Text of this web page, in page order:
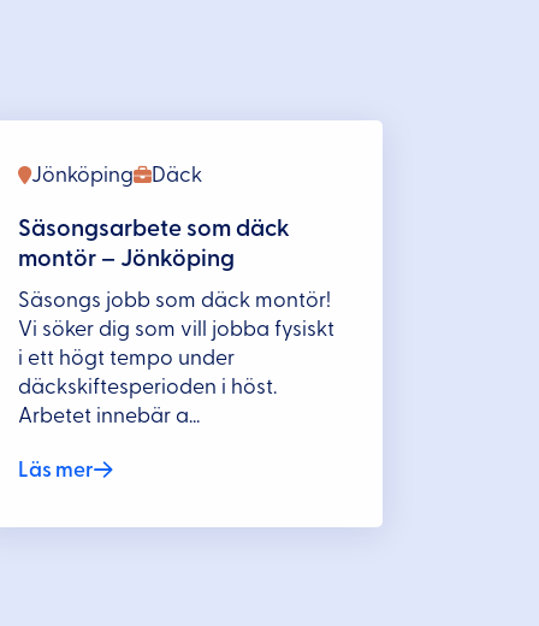
Däck
Jönköping
Säsongsarbete som däck
montör – Jönköping
Säsongs jobb som däck montör!
Vi söker dig som vill jobba fysiskt
i ett högt tempo under
däckskiftesperioden i höst.
Arbetet innebär a...
Läs mer